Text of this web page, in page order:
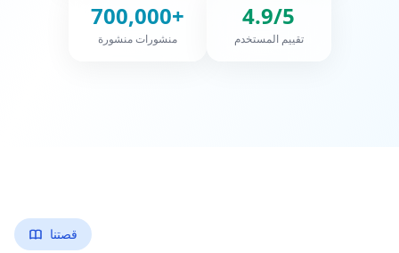
700,000+
منشورات منشورة
4.9/5
تقييم المستخدم
قصتنا